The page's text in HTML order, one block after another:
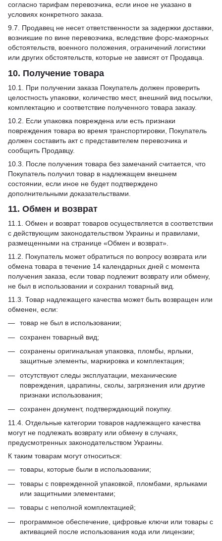
согласно тарифам перевозчика, если иное не указано в
условиях конкретного заказа.
9.7. Продавец не несет ответственности за задержки доставки,
возникшие по вине перевозчика, вследствие форс-мажорных
обстоятельств, военного положения, ограничений логистики
или других обстоятельств, которые не зависят от Продавца.
10. Получение товара
10.1. При получении заказа Покупатель должен проверить
целостность упаковки, количество мест, внешний вид посылки,
комплектацию и соответствие полученного товара заказу.
10.2. Если упаковка повреждена или есть признаки
повреждения товара во время транспортировки, Покупатель
должен составить акт с представителем перевозчика и
сообщить Продавцу.
10.3. После получения товара без замечаний считается, что
Покупатель получил товар в надлежащем внешнем
состоянии, если иное не будет подтверждено
дополнительными доказательствами.
11. Обмен и возврат
11.1. Обмен и возврат товаров осуществляется в соответствии
с действующим законодательством Украины и правилами,
размещенными на странице «Обмен и возврат».
11.2. Покупатель может обратиться по вопросу возврата или
обмена товара в течение 14 календарных дней с момента
получения заказа, если товар подлежит возврату или обмену,
не был в использовании и сохранил товарный вид.
11.3. Товар надлежащего качества может быть возвращен или
обменен, если:
товар не был в использовании;
сохранен товарный вид;
сохранены оригинальная упаковка, пломбы, ярлыки,
защитные элементы, маркировка и комплектация;
отсутствуют следы эксплуатации, механические
повреждения, царапины, сколы, загрязнения или другие
признаки использования;
сохранен документ, подтверждающий покупку.
11.4. Отдельные категории товаров надлежащего качества
могут не подлежать возврату или обмену в случаях,
предусмотренных законодательством Украины.
К таким товарам могут относиться:
товары, которые были в использовании;
товары с поврежденной упаковкой, пломбами, ярлыками
или защитными элементами;
товары с неполной комплектацией;
программное обеспечение, цифровые ключи или товары с
активацией после использования кода или лицензии;